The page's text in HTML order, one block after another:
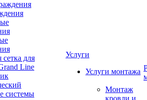
сетка для
Line
Услуги
Услуги монтажа
Монтаж
кровли и